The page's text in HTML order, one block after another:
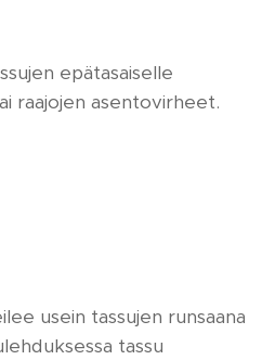
epätasaiselle
raajojen asentovirheet.
usein tassujen runsaana
tassu